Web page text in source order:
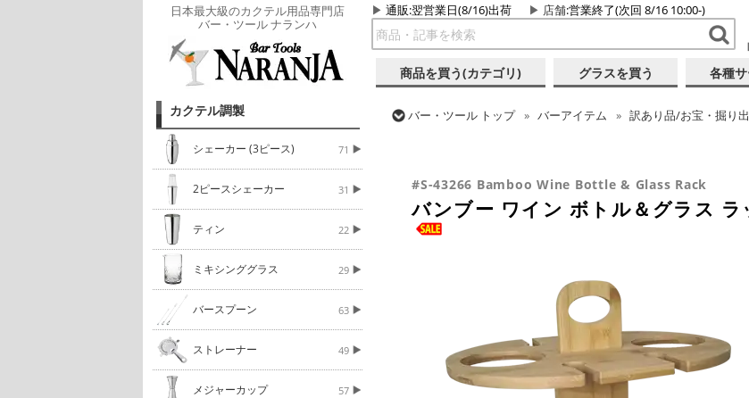
日本最大級のカクテル用品専門店
バー・ツール ナランハ
通販:翌営業日(8/16)出荷 店舗:営業終了(次回 8/16 10:00-)
商品を買う(カテゴリ) グラスを買う 各種
カクテル調製
シェーカー (3ピース) 71
2ピースシェーカー 31
ティン 22
ミキシンググラス 29
バースプーン 63
ストレーナー 49
メジャーカップ 57
バー・ツール トップ バーアイテム 訳あり品/お宝・掘り
#S-43266 Bamboo Wine Bottle & Glass Rack
バンブー ワイン ボトル＆グラス ラ